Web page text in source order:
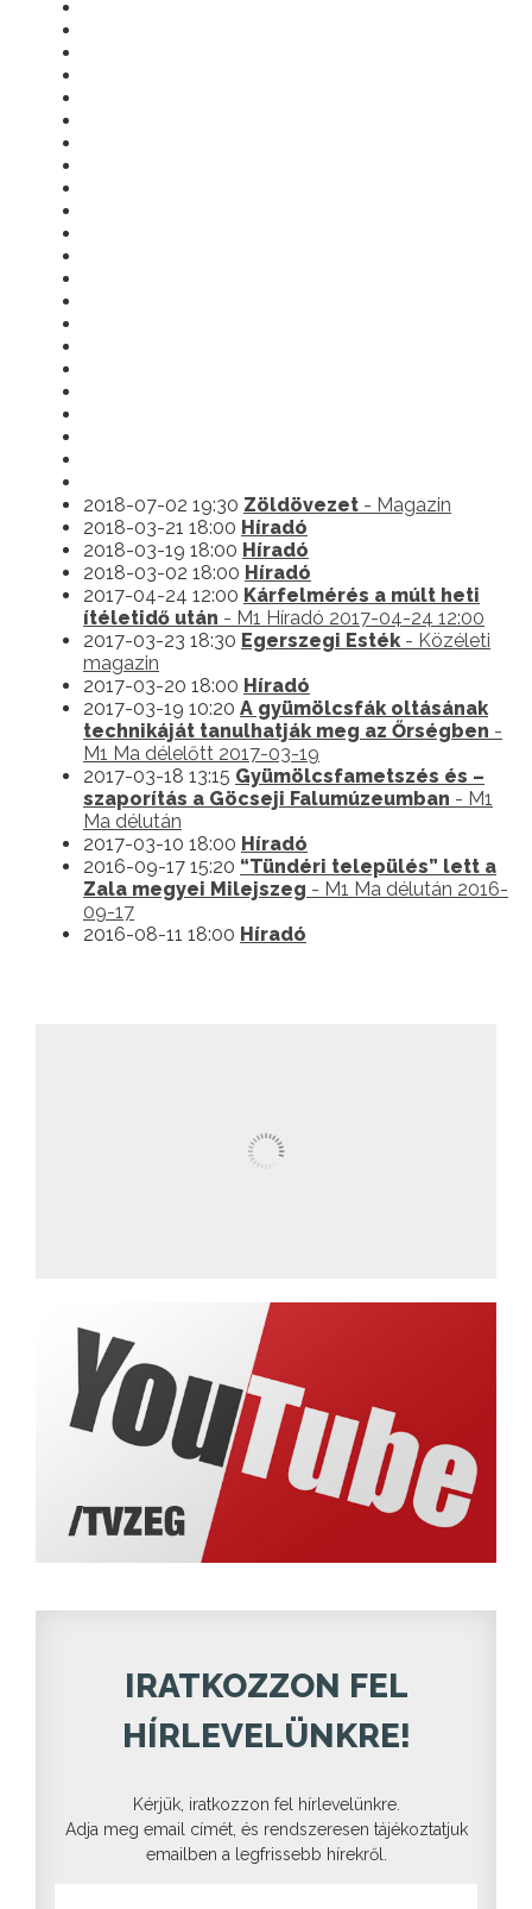
2018-07-02 19:30 Zöldövezet - Magazin
2018-03-21 18:00 Híradó
2018-03-19 18:00 Híradó
2018-03-02 18:00 Híradó
2017-04-24 12:00 Kárfelmérés a múlt heti
ítéletidő után - M1 Híradó 2017-04-24 12:00
2017-03-23 18:30 Egerszegi Esték- Közéleti
magazin
2017-03-20 18:00 Híradó
2017-03-19 10:20 A gyümölcsfák oltásának
technikáját tanulhatják meg az Őrségben -
M1 Ma délelőtt 2017-03-19
2017-03-18 13:15 Gyümölcsfametszés és –
szaporítás a Göcseji Falumúzeumban - M1
Ma délután
2017-03-10 18:00 Híradó
2016-09-17 15:20 “Tündéri település” lett a
Zala megyei Milejszeg - M1 Ma délután 2016-
09-17
2016-08-11 18:00 Híradó
IRATKOZZON FEL
HÍRLEVELÜNKRE!
Kérjük, iratkozzon fel hírlevelünkre.
Adja meg email címét, és rendszeresen tájékoztatjuk
emailben a legfrissebb hírekről.